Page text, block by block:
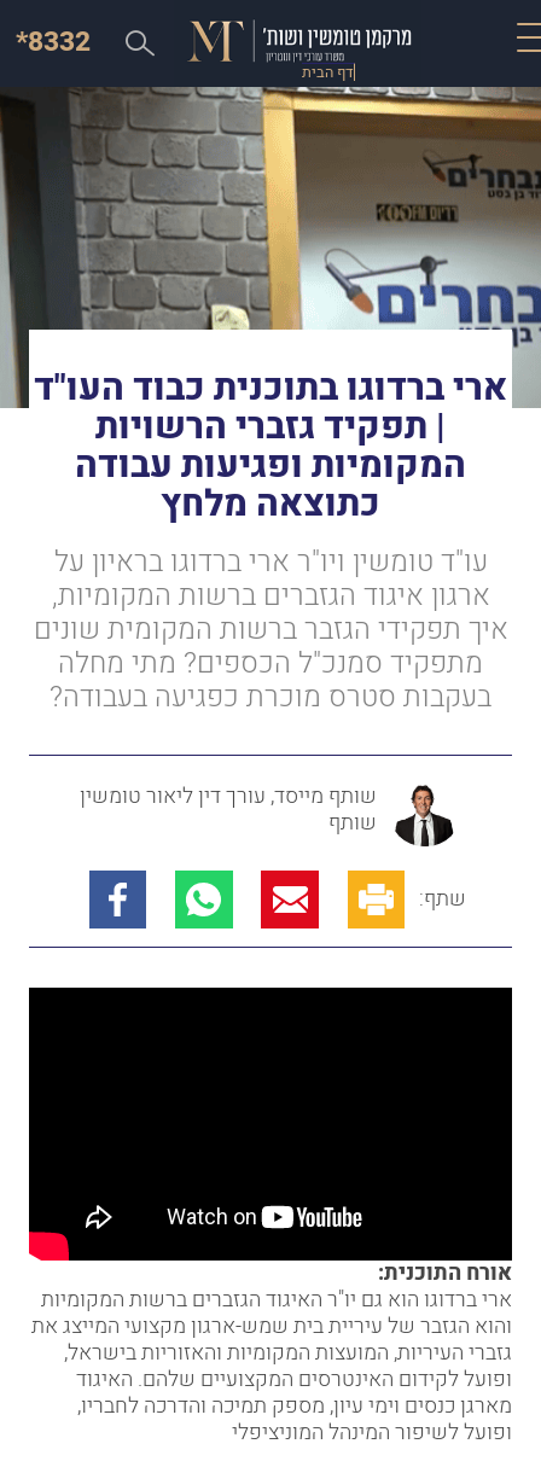
דף הבית
*8332
ארי ברדוגו בתוכנית כבוד העו"ד
| תפקיד גזברי הרשויות
המקומיות ופגיעות עבודה
כתוצאה מלחץ
עו"ד טומשין ויו"ר ארי ברדוגו בראיון על
ארגון איגוד הגזברים ברשות המקומיות,
איך תפקידי הגזבר ברשות המקומית שונים
מתפקיד סמנכ"ל הכספים? מתי מחלה
בעקבות סטרס מוכרת כפגיעה בעבודה?
שותף מייסד, עורך דין ליאור טומשין
שותף
שתף:
אורח התוכנית:
ארי ברדוגו הוא גם יו"ר האיגוד הגזברים ברשות המקומיות
והוא הגזבר של עיריית בית שמש-ארגון מקצועי המייצג את
גזברי העיריות, המועצות המקומיות והאזוריות בישראל,
ופועל לקידום האינטרסים המקצועיים שלהם. האיגוד
מארגן כנסים וימי עיון, מספק תמיכה והדרכה לחבריו,
ופועל לשיפור המינהל המוניציפלי